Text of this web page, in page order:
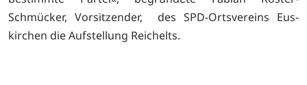
Schmücker, Vorsitzender, des SPD-Ortsvereins Eus­
kirchen die Aufstellung Reichelts.